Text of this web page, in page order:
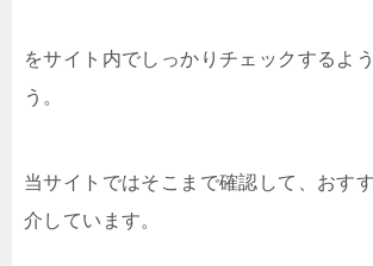
をサイト内でしっかりチェックするよ
う。
当サイトではそこまで確認して、おす
介しています。